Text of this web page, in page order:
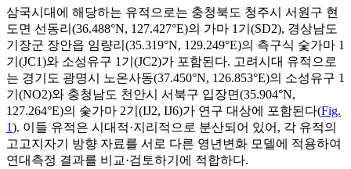
삼국시대에 해당하는 유적으로는 충청북도 청주시 서원구 현
도면 선동리(36.488°N, 127.427°E)의 가마 1기(SD2), 경상남도
기장군 장안읍 임량리(35.319°N, 129.249°E)의 측구식 숯가마 1
기(JC1)와 소성유구 1기(JC2)가 포함된다. 고려시대 유적으로
는 경기도 광명시 노온사동(37.450°N, 126.853°E)의 소성유구 1
기(NO2)와 충청남도 천안시 서북구 입장면(35.904°N,
127.264°E)의 숯가마 2기(IJ2, IJ6)가 연구 대상에 포함된다(Fig.
1). 이들 유적은 시대적·지리적으로 분산되어 있어, 각 유적의
고고지자기 방향 자료를 서로 다른 영년변화 모델에 적용하여
연대측정 결과를 비교·검토하기에 적합하다.